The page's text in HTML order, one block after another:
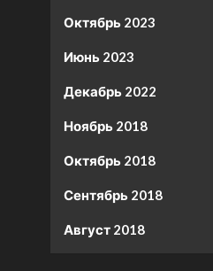
Октябрь 2023
Июнь 2023
Декабрь 2022
Ноябрь 2018
Октябрь 2018
Сентябрь 2018
Август 2018